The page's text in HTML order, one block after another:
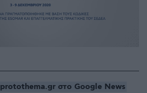
protothema.gr στο Google News